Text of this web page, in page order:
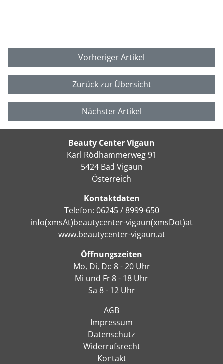
Vorheriger Artikel
Zurück zur Übersicht
Nächster Artikel
Beauty Center Vigaun
Karl Rödhammerweg 91
5424 Bad Vigaun
Österreich
Kontaktdaten
Telefon: 06245 / 8999-650
info(xmsAt)beautycenter-vigaun(xmsDot)at
www.beautycenter-vigaun.at
Öffnungszeiten
Mo, Di, Do 8 - 20 Uhr
Mi und Fr 8 - 18 Uhr
Sa 8 - 12 Uhr
AGB
Impressum
Datenschutz
Widerrufsrecht
Kontakt